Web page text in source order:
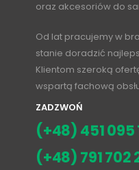
oraz akcesoriów do
Od lat pracujemy w
stanie doradzić
Klientom szeroką
wspartą fachową
ZADZWOŃ
(+48) 451 095
(+48) 791 702